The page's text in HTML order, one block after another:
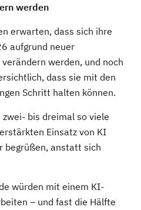
werden
erwarten, dass sich ihre
aufgrund neuer
werden, und noch
dass sie mit den
Schritt halten können.
bis dreimal so viele
Einsatz von KI
begrüßen, anstatt sich
würden mit einem KI-
– und fast die Hälfte